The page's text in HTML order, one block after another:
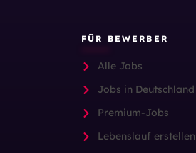
FÜR BEWERBER
Alle Jobs
Jobs in Deutschland
Premium-Jobs
Lebenslauf erstellen